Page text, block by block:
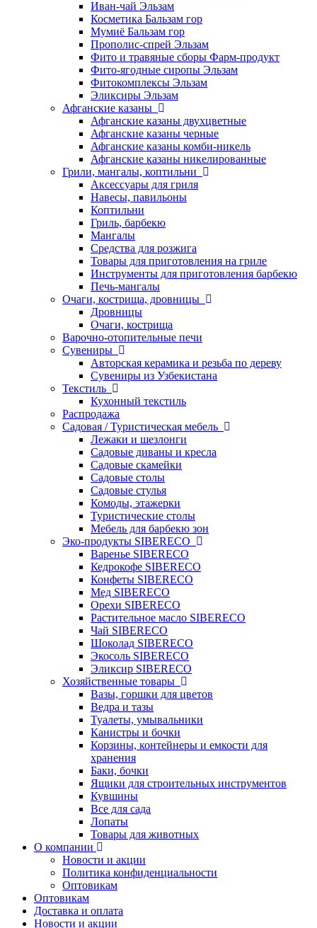
Иван-чай Эльзам
Косметика Бальзам гор
Мумиё Бальзам гор
Прополис-спрей Эльзам
Фито и травяные сборы Фарм-продукт
Фито-ягодные сиропы Эльзам
Фитокомплексы Эльзам
Эликсиры Эльзам
Афганские казаны
Афганские казаны двухцветные
Афганские казаны черные
Афганские казаны комби-никель
Афганские казаны никелированные
Грили, мангалы, коптильни
Аксессуары для гриля
Навесы, павильоны
Коптильни
Гриль, барбекю
Мангалы
Средства для розжига
Товары для приготовления на гриле
Инструменты для приготовления барбекю
Печь-мангалы
Очаги, кострища, дровницы
Дровницы
Очаги, кострища
Варочно-отопительные печи
Сувениры
Авторская керамика и резьба по дереву
Сувениры из Узбекистана
Текстиль
Кухонный текстиль
Распродажа
Садовая / Туристическая мебель
Лежаки и шезлонги
Садовые диваны и кресла
Садовые скамейки
Садовые столы
Садовые стулья
Комоды, этажерки
Туристические столы
Мебель для барбекю зон
Эко-продукты SIBERECO
Варенье SIBERECO
Кедрокофе SIBERECO
Конфеты SIBERECO
Мед SIBERECO
Орехи SIBERECO
Растительное масло SIBERECO
Чай SIBERECO
Шоколад SIBERECO
Экосоль SIBERECO
Эликсир SIBERECO
Хозяйственные товары
Вазы, горшки для цветов
Ведра и тазы
Туалеты, умывальники
Канистры и бочки
Корзины, контейнеры и емкости для
хранения
Баки, бочки
Ящики для строительных инструментов
Кувшины
Все для сада
Лопаты
Товары для животных
О компании
Новости и акции
Политика конфиденциальности
Оптовикам
Оптовикам
Доставка и оплата
Новости и акции